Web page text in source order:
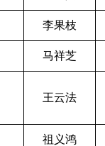
李果枝
马祥芝
王云法
祖义鸿